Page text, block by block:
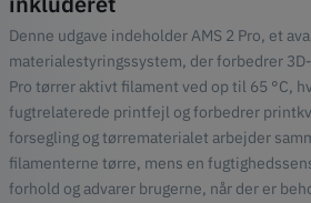
Denne udgave indeholder AMS 2 Pro, et
materialestyringssystem, der forbedrer
Pro tørrer aktivt filament ved op til 65 °C,
fugtrelaterede printfejl og forbedrer
forsegling og tørrematerialet arbejder
filamenterne tørre, mens en
forhold og advarer brugerne, når der er